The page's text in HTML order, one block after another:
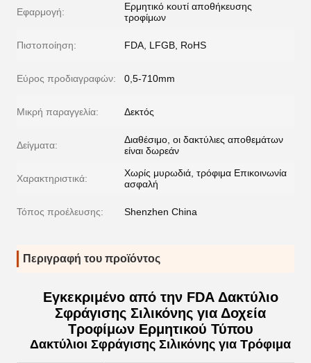
Εφαρμογή:
Ερμητικό κουτί αποθήκευσης
τροφίμων
Πιστοποίηση: FDA, LFGB, RoHS
Εύρος προδιαγραφών: 0,5-710mm
Μικρή παραγγελία: Δεκτός
Δείγματα:
Διαθέσιμο, οι δακτύλιες αποθεμάτων
είναι δωρεάν
Χαρακτηριστικά:
Χωρίς μυρωδιά, τρόφιμα Επικοινωνία
ασφαλή
Τόπος προέλευσης: Shenzhen China
Περιγραφή του προϊόντος
Εγκεκριμένο από την FDA Δακτύλιο
Σφράγισης Σιλικόνης για Δοχεία
Τροφίμων Ερμητικού Τύπου
Δακτύλιοι Σφράγισης Σιλικόνης για Τρόφιμα